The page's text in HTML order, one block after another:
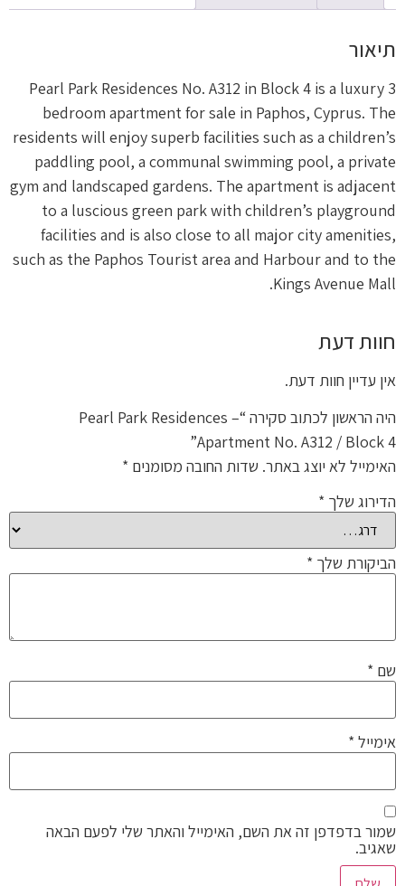
תיאור
Pearl Park Residences No. A312 in Block 4 is a luxury 3
bedroom apartment for sale in Paphos, Cyprus. The
residents will enjoy superb facilities such as a children’s
paddling pool, a communal swimming pool, a private
gym and landscaped gardens. The apartment is adjacent
to a luscious green park with children’s playground
facilities and is also close to all major city amenities,
such as the Paphos Tourist area and Harbour and to the
Kings Avenue Mall.
חוות דעת
אין עדיין חוות דעת.
היה הראשון לכתוב סקירה “Pearl Park Residences –
Apartment No. A312 / Block 4”
האימייל לא יוצג באתר. שדות החובה מסומנים *
הדירוג שלך *
הביקורת שלך *
שם *
אימייל *
שמור בדפדפן זה את השם, האימייל והאתר שלי לפעם הבאה
שאגיב.